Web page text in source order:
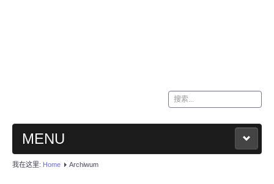
站
内
MENU
HOME
我在这里: Home Archiwum